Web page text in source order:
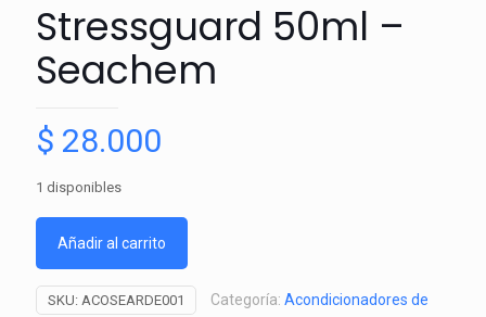
Stressguard 50ml –
Seachem
$ 28.000
1 disponibles
Añadir al carrito
SKU: ACOSEARDE001 Categoría: Acondicionadores de